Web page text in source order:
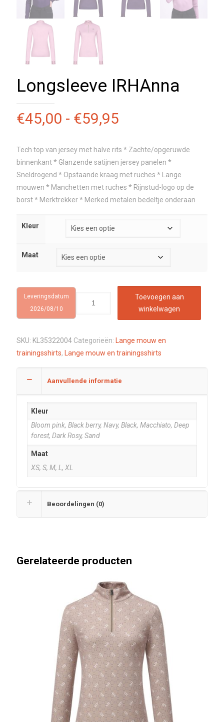
Longsleeve IRHAnna
€45,00 - €59,95
tot
€59,95
Tech top van jersey met halve rits * Zachte/opgeruwde
binnenkant * Glanzende satijnen jersey panelen *
Sneldrogend * Opstaande kraag met ruches * Lange
mouwen * Manchetten met ruches * Rijnstud-logo op de
borst * Merktrekker * Merked metalen bedeltje onderaan
Kleur
Maat
Leveringsdatum
2026/08/10
Toevoegen aan
winkelwagen
SKU: KL35322004 Categorieën:
Lange mouw en
trainingsshirts, Lange mouw en trainingsshirts
Aanvullende informatie
Kleur
Bloom pink, Black berry, Navy, Black, Macchiato, Deep
forest, Dark Rosy, Sand
Maat
XS, S, M, L, XL
Beoordelingen (0)
Gerelateerde producten